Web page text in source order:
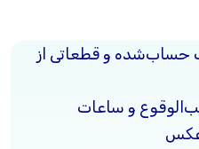
حساب‌شده و قطعاتی از
و ساعات
عکس